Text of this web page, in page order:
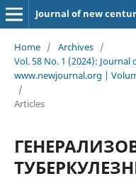
Journal of new
Home / Archives /
Vol. 58 No. 1 (2024):
www.newjournal.org |
/
Articles